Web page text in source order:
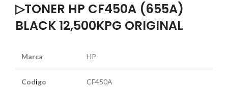
▷TONER HP CF450A (655A)
BLACK 12,500KPG ORIGINAL
Marca HP
Codigo CF450A